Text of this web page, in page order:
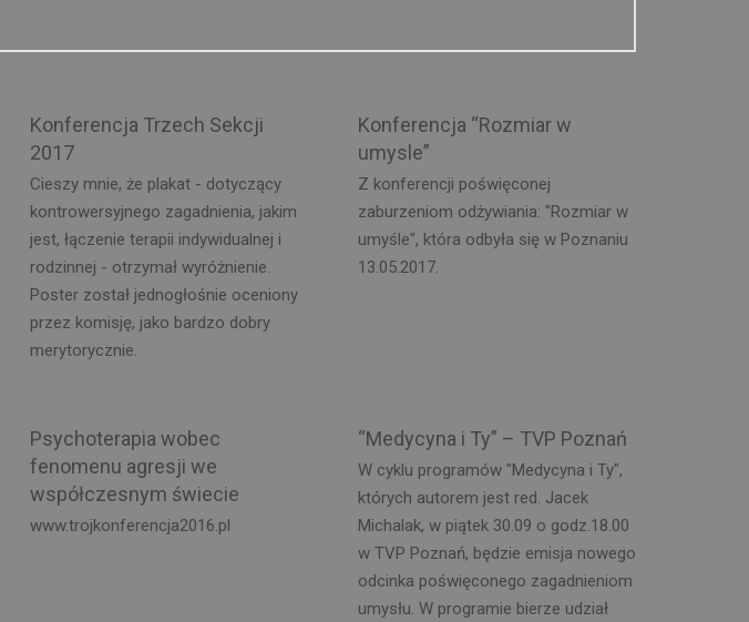
Konferencja Trzech Sekcji
2017
Cieszy mnie, że plakat - dotyczący
kontrowersyjnego zagadnienia, jakim
jest, łączenie terapii indywidualnej i
rodzinnej - otrzymał wyróżnienie.
Poster został jednogłośnie oceniony
przez komisję, jako bardzo dobry
merytorycznie.
Konferencja “Rozmiar w
umysle”
Z konferencji poświęconej
zaburzeniom odżywiania: "Rozmiar w
umyśle", która odbyła się w Poznaniu
13.05.2017.
Psychoterapia wobec
fenomenu agresji we
współczesnym świecie
www.trojkonferencja2016.pl
“Medycyna i Ty” – TVP Poznań
W cyklu programów "Medycyna i Ty",
których autorem jest red. Jacek
Michalak, w piątek 30.09 o godz.18.00
w TVP Poznań, będzie emisja nowego
odcinka poświęconego zagadnieniom
umysłu. W programie bierze udział